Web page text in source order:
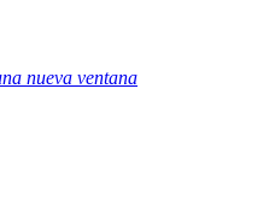
nueva ventana